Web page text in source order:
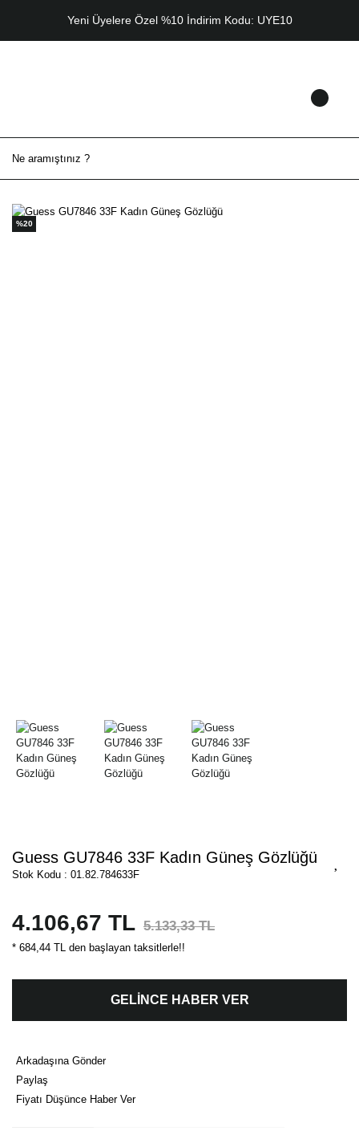
Yeni Üyelere Özel %10 İndirim Kodu: UYE10
%20
Guess GU7846 33F Kadın Güneş Gözlüğü
Stok Kodu : 01.82.784633F
4.106,67 TL 5.133,33 TL
* 684,44 TL den başlayan taksitlerle!!
GELİNCE HABER VER
Arkadaşına Gönder
Paylaş
Fiyatı Düşünce Haber Ver